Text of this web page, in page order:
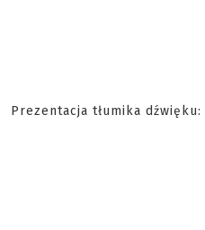
Prezentacja tłumika dźwięku: